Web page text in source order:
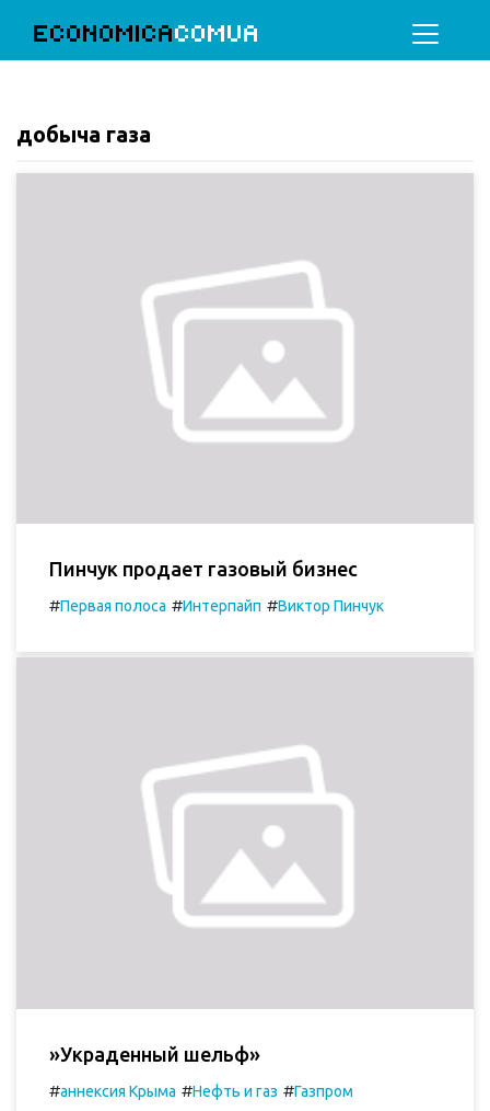
ECONOMICACOMUA
добыча газа
Пинчук продает газовый бизнес
#Первая полоса #Интерпайп #Виктор Пинчук
»Украденный шельф»
#аннексия Крыма #Нефть и газ #Газпром